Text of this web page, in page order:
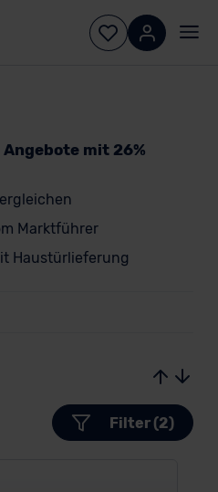
mit 26%
Marktführer
Haustürlieferung
Filter (2)